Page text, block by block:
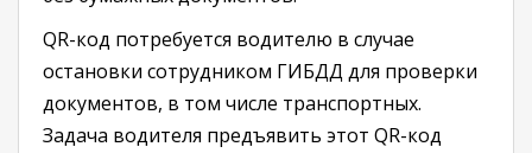
QR-код потребуется водителю в случае
остановки сотрудником ГИБДД для проверки
документов, в том числе транспортных.
Задача водителя предъявить этот QR-код